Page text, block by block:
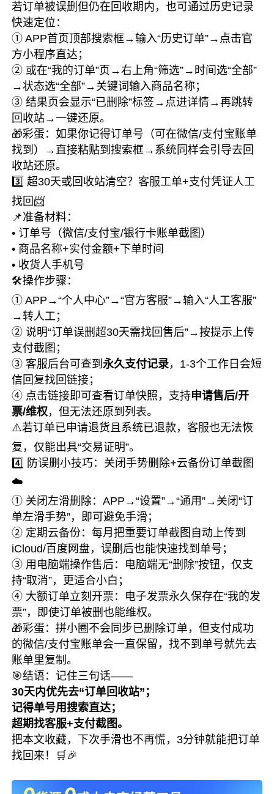
若订单被误删但仍在回收期内，也可通过历史记录
快速定位：
① APP首页顶部搜索框→输入“历史订单”→点击官
方小程序直达；
② 或在“我的订单”页→右上角“筛选”→时间选“全部”
→状态选“全部”→关键词输入商品名称；
③ 结果页会显示“已删除”标签→点进详情→再跳转
回收站→一键还原。
🎁彩蛋：如果你记得订单号（可在微信/支付宝账单
找到）→直接粘贴到搜索框→系统同样会引导去回
收站还原。
3️⃣ 超30天或回收站清空？客服工单+支付凭证人工
找回📨
📌准备材料：
• 订单号（微信/支付宝/银行卡账单截图）
• 商品名称+实付金额+下单时间
• 收货人手机号
🛠️操作步骤：
① APP→“个人中心”→“官方客服”→输入“人工客服”
→转人工；
② 说明“订单误删超30天需找回售后”→按提示上传
支付截图；
③ 客服后台可查到永久支付记录，1-3个工作日会短
信回复找回链接；
④ 点击链接即可查看订单快照，支持申请售后/开
票/维权，但无法还原到列表。
⚠️若订单已申请退货且系统已退款，客服也无法恢
复，仅能出具“交易证明”。
4️⃣ 防误删小技巧：关闭手势删除+云备份订单截图
☁️
① 关闭左滑删除：APP→“设置”→“通用”→关闭“订
单左滑手势”，即可避免手滑；
② 定期云备份：每月把重要订单截图自动上传到
iCloud/百度网盘，误删后也能快速找到单号；
③ 用电脑端操作售后：电脑端无“删除”按钮，仅支
持“取消”，更适合小白；
④ 大额订单立刻开票：电子发票永久保存在“我的发
票”，即使订单被删也能维权。
🎁彩蛋：拼小圈不会同步已删除订单，但支付成功
的微信/支付宝账单会一直保留，找不到单号就先去
账单里复制。
🎯结语：记住三句话——
30天内优先去“订单回收站”；
记得单号用搜索直达；
超期找客服+支付截图。
把本文收藏，下次手滑也不再慌，3分钟就能把订单
找回来！🛒🎉